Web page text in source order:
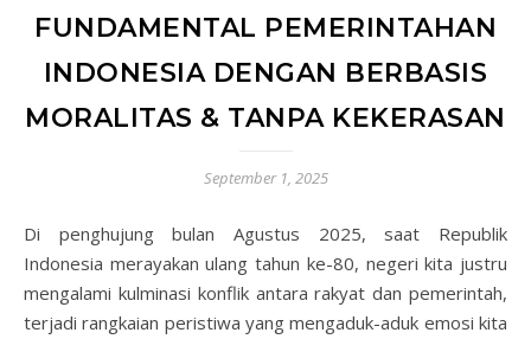
FUNDAMENTAL PEMERINTAHAN
INDONESIA DENGAN BERBASIS
MORALITAS & TANPA KEKERASAN
September 1, 2025
Di penghujung bulan Agustus 2025, saat Republik
Indonesia merayakan ulang tahun ke-80, negeri kita justru
mengalami kulminasi konflik antara rakyat dan pemerintah,
terjadi rangkaian peristiwa yang mengaduk-aduk emosi kita